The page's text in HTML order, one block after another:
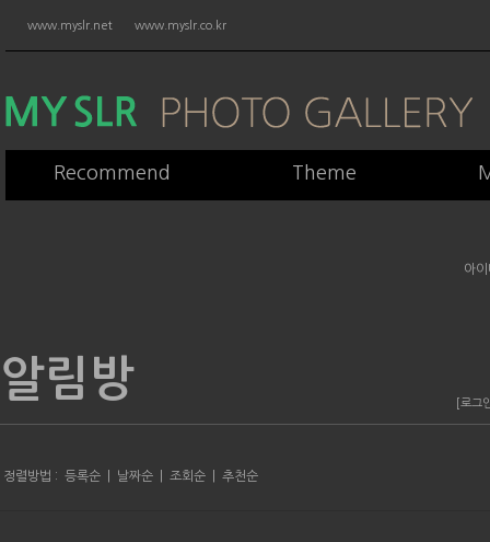
www.myslr.net www.myslr.co.kr
Recommend Theme
아이
알림방
정렬방법 : 등록순 날짜순 조회순 추천순
[로그